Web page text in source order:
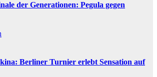
der Generationen: Pegula gegen
Berliner Turnier erlebt Sensation auf